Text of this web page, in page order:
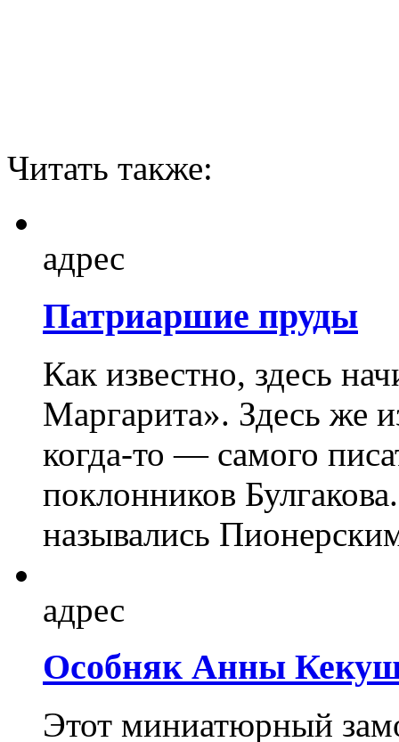
Читать также:
адрес
Патриаршие пруды
Как известно, здесь
Маргарита». Здесь же
когда-то — самого
поклонников
назывались
адрес
Особняк Анны
Этот миниатюрный